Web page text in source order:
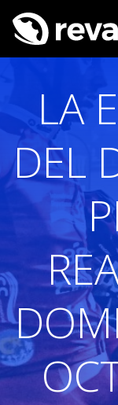
LA
DEL